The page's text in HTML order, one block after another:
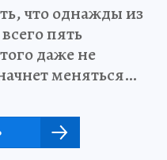
что однажды из
пять
даже не
меняться…